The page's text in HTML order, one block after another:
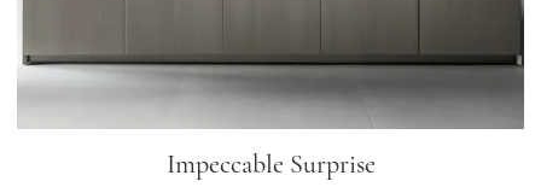
Impeccable Surprise